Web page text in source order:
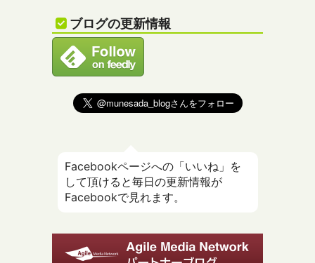
ブログの更新情報
Facebookページへの「いいね」を
して頂けると毎日の更新情報が
Facebookで見れます。